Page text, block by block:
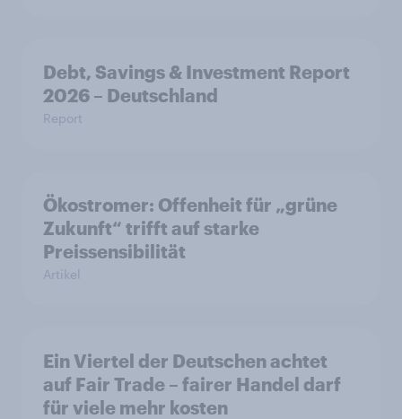
Debt, Savings & Investment Report
2026 – Deutschland
Report
Ökostromer: Offenheit für „grüne
Zukunft“ trifft auf starke
Preissensibilität
Artikel
Ein Viertel der Deutschen achtet
auf Fair Trade – fairer Handel darf
für viele mehr kosten